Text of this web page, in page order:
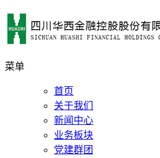
菜单
首页
关于我们
新闻中心
业务板块
党建群团